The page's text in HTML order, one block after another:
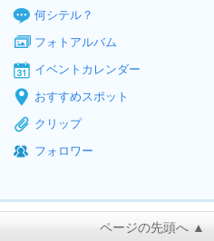
何シテル？
フォトアルバム
イベントカレンダー
おすすめスポット
クリップ
フォロワー
ページの先頭へ ▲